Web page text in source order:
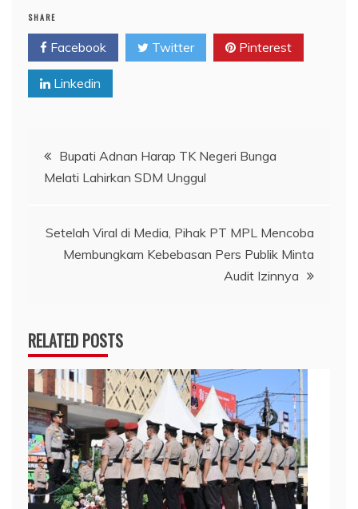
SHARE
Facebook Twitter Pinterest
Linkedin
Navigasi
pos
Bupati Adnan Harap TK Negeri Bunga
Melati Lahirkan SDM Unggul
Setelah Viral di Media, Pihak PT MPL Mencoba
Membungkam Kebebasan Pers Publik Minta
Audit Izinnya
RELATED POSTS